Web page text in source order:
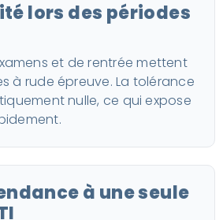
lors des périodes
et de rentrée mettent
à rude épreuve. La tolérance
nulle, ce qui expose
à une seule